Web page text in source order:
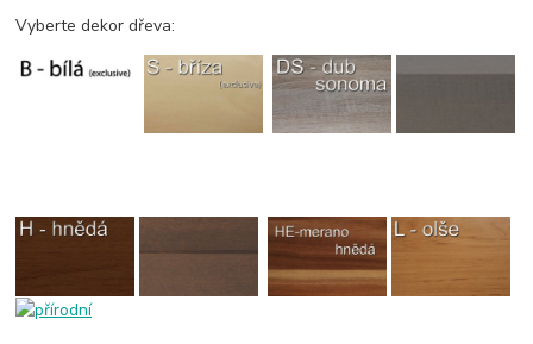
Vyberte dekor dřeva: